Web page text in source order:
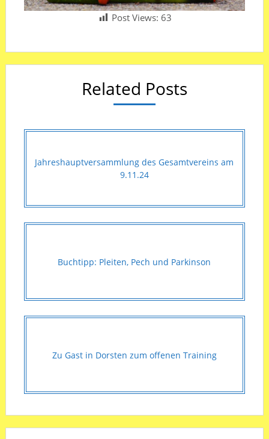
Post Views: 63
Related Posts
Jahreshauptversammlung des Gesamtvereins am
9.11.24
Buchtipp: Pleiten, Pech und Parkinson
Zu Gast in Dorsten zum offenen Training